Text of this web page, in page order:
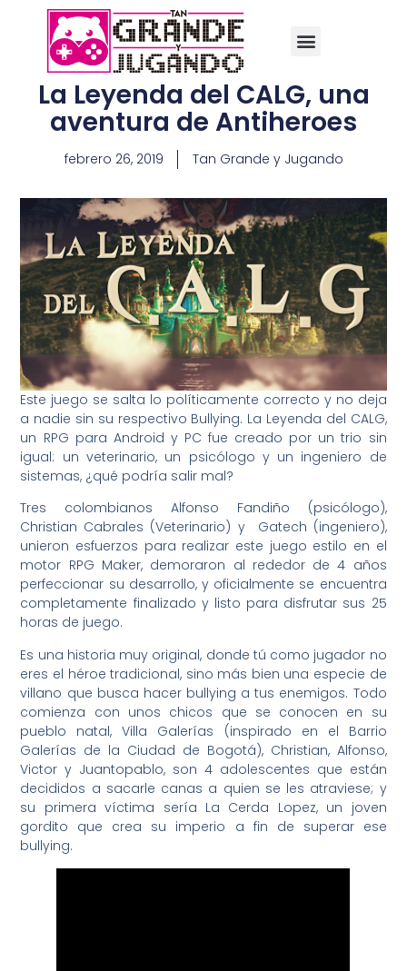
La Leyenda del CALG, una
aventura de Antiheroes
febrero 26, 2019 Tan Grande y Jugando
Este juego se salta lo políticamente correcto y no deja
a nadie sin su respectivo Bullying. La Leyenda del CALG,
un RPG para Android y PC fue creado por un trio sin
igual: un veterinario, un psicólogo y un ingeniero de
sistemas, ¿qué podría salir mal?
Tres colombianos Alfonso Fandiño (psicólogo),
Christian Cabrales (Veterinario) y Gatech (ingeniero),
unieron esfuerzos para realizar este juego estilo en el
motor RPG Maker, demoraron al rededor de 4 años
perfeccionar su desarrollo, y oficialmente se encuentra
completamente finalizado y listo para disfrutar sus 25
horas de juego.
Es una historia muy original, donde tú como jugador no
eres el héroe tradicional, sino más bien una especie de
villano que busca hacer bullying a tus enemigos. Todo
comienza con unos chicos que se conocen en su
pueblo natal, Villa Galerías (inspirado en el Barrio
Galerías de la Ciudad de Bogotá), Christian, Alfonso,
Victor y Juantopablo, son 4 adolescentes que están
decididos a sacarle canas a quien se les atraviese; y
su primera víctima sería La Cerda Lopez, un joven
gordito que crea su imperio a fin de superar ese
bullying.